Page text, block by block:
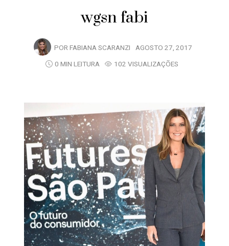
wgsn fabi
POR FABIANA SCARANZI AGOSTO 27, 2017
0 MIN LEITURA
102 VISUALIZAÇÕES